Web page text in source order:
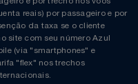
reais) por passageiro e por
da taxa se o cliente
site com seu número Azul
(via "smartphones" e
"flex" nos trechos